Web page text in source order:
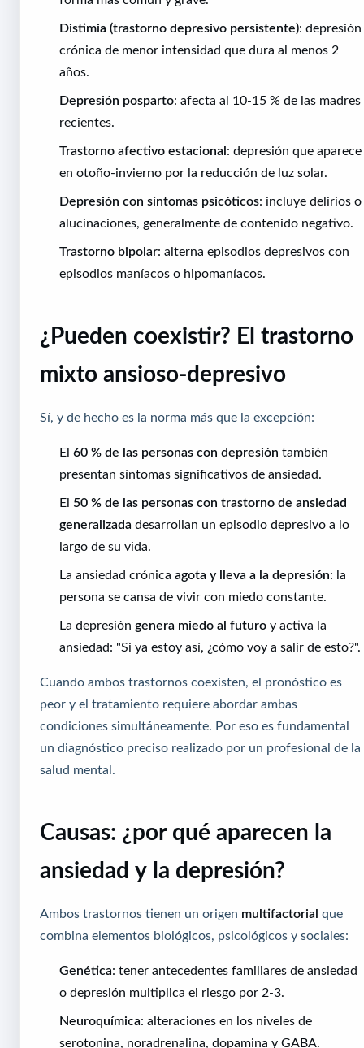
Distimia (trastorno depresivo persistente): depresión
crónica de menor intensidad que dura al menos 2
años.
Depresión posparto: afecta al 10-15 % de las madres
recientes.
Trastorno afectivo estacional: depresión que aparece
en otoño-invierno por la reducción de luz solar.
Depresión con síntomas psicóticos: incluye delirios o
alucinaciones, generalmente de contenido negativo.
Trastorno bipolar: alterna episodios depresivos con
episodios maníacos o hipomaníacos.
¿Pueden coexistir? El trastorno
mixto ansioso-depresivo
Sí, y de hecho es la norma más que la excepción:
El 60 % de las personas con depresión también
presentan síntomas significativos de ansiedad.
El 50 % de las personas con trastorno de ansiedad
generalizada desarrollan un episodio depresivo a lo
largo de su vida.
La ansiedad crónica agota y lleva a la depresión: la
persona se cansa de vivir con miedo constante.
La depresión genera miedo al futuro y activa la
ansiedad: "Si ya estoy así, ¿cómo voy a salir de esto?".
Cuando ambos trastornos coexisten, el pronóstico es
peor y el tratamiento requiere abordar ambas
condiciones simultáneamente. Por eso es fundamental
un diagnóstico preciso realizado por un profesional de la
salud mental.
Causas: ¿por qué aparecen la
ansiedad y la depresión?
Ambos trastornos tienen un origen multifactorial que
combina elementos biológicos, psicológicos y sociales:
Genética: tener antecedentes familiares de ansiedad
o depresión multiplica el riesgo por 2-3.
Neuroquímica: alteraciones en los niveles de
serotonina, noradrenalina, dopamina y GABA.